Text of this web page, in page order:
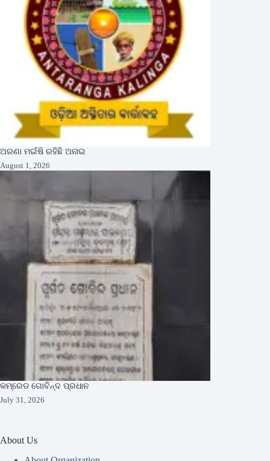
ଅରଣା ମଇଁଷି ରହିଛି ଅନାଇ
August 1, 2026
କମ୍ରେଡ ଗୋବିନ୍ଦ ପ୍ରଧାନ
July 31, 2026
About Us